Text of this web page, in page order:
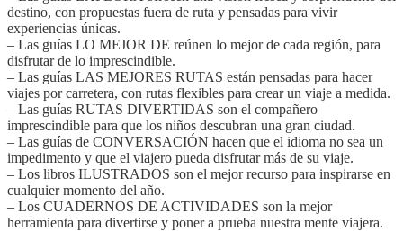
destino, con propuestas fuera de ruta y pensadas para vivir
experiencias únicas.
– Las guías LO MEJOR DE reúnen lo mejor de cada región, para
disfrutar de lo imprescindible.
– Las guías LAS MEJORES RUTAS están pensadas para hacer
viajes por carretera, con rutas flexibles para crear un viaje a medida.
– Las guías RUTAS DIVERTIDAS son el compañero
imprescindible para que los niños descubran una gran ciudad.
– Las guías de CONVERSACIÓN hacen que el idioma no sea un
impedimento y que el viajero pueda disfrutar más de su viaje.
– Los libros ILUSTRADOS son el mejor recurso para inspirarse en
cualquier momento del año.
– Los CUADERNOS DE ACTIVIDADES son la mejor
herramienta para divertirse y poner a prueba nuestra mente viajera.